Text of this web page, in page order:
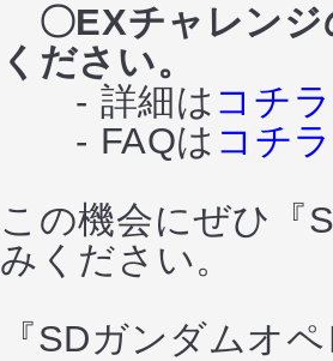
〇EXチャレン
ください。
- 詳細は コチラ
- FAQは コチラ
この機会にぜひ『
みください。
『SDガンダムオ